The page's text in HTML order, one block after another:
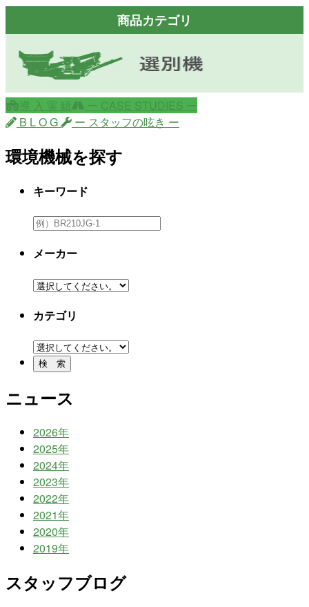
商品カテゴリ
導 入 実 績
ー CASE STUDIES ー
B L O G
ー スタッフの呟き ー
環境機械を探す
キーワード
メーカー
カテゴリ
ニュース
2026年
2025年
2024年
2023年
2022年
2021年
2020年
2019年
スタッフブログ